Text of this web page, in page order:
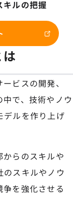
キルの把握
ビスの開発、
で、技術やノウ
デルを作り上げ
らのスキルや
スキルやノウ
を強化させる